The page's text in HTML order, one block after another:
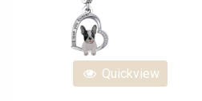
Quickview